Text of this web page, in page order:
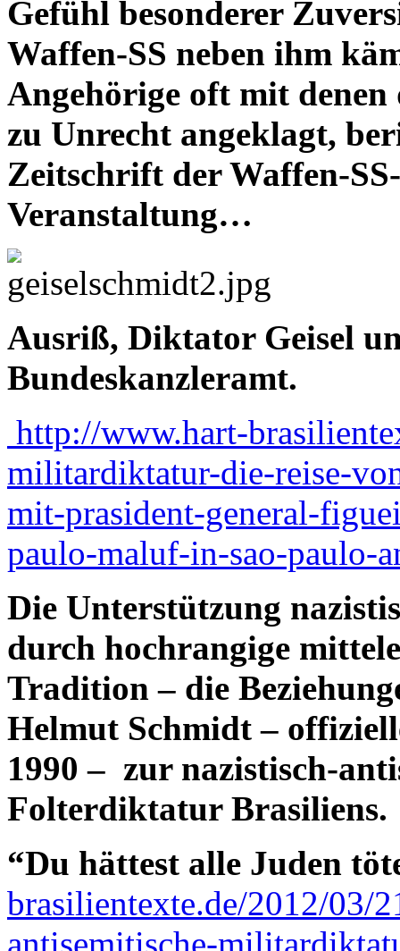
Gefühl besonderer
Waffen-SS neben ihm
Angehörige oft mit denen
zu Unrecht angeklagt,
Zeitschrift der Waffen-
Veranstaltung…
Ausriß, Diktator Geisel
Bundeskanzleramt.
http://www.hart-
militardiktatur-die-reise-
mit-prasident-general-
paulo-maluf-in-sao-paulo-
Die Unterstützung
durch hochrangige
Tradition – die
Helmut Schmidt –
1990 – zur nazistisch-
Folterdiktatur Brasiliens.
“Du hättest alle Juden
brasilientexte.de/2012/03/
antisemitische-